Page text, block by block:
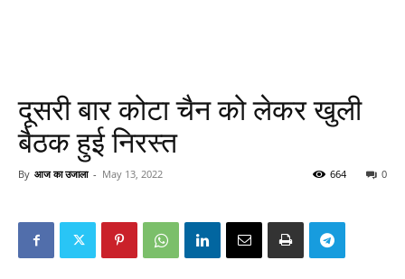
दूसरी बार कोटा चैन को लेकर खुली
बैठक हुई निरस्त
By आज का उजाला - May 13, 2022 0
664